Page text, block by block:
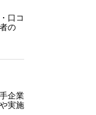
口コ
の
企業
実施